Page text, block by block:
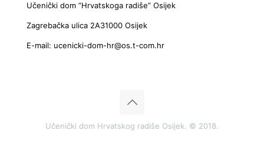
Učenički dom ”Hrvatskoga radiše” Osijek
Zagrebačka ulica 2A31000 Osijek
E-mail: ucenicki-dom-hr@os.t-com.hr
Učenički dom Hrvatskog radiše Osijek. © 2018.